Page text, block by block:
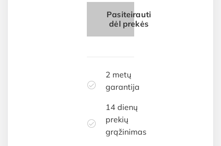
Pasiteirauti
dėl prekės
2 metų
garantija
14 dienų
prekių
grąžinimas